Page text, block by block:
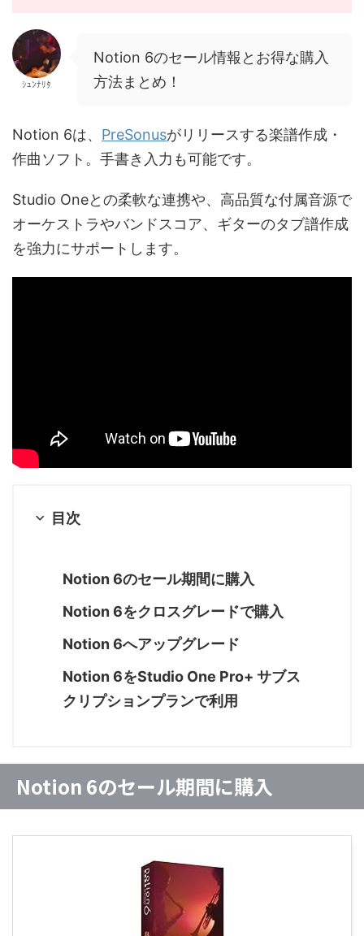
ｼｭﾝﾅﾘﾀ
Notion 6のセール情報とお得な購入
方法まとめ！
Notion 6は、 PreSonusがリリースする楽譜作成・
作曲ソフト。手書き入力も可能です。
Studio Oneとの柔軟な連携や、高品質な付属音源で
オーケストラやバンドスコア、ギターのタブ譜作成
を強力にサポートします。
目次
Notion 6のセール期間に購入
Notion 6をクロスグレードで購入
Notion 6へアップグレード
Notion 6をStudio One Pro+ サブス
クリプションプランで利用
Notion 6のセール期間に購入